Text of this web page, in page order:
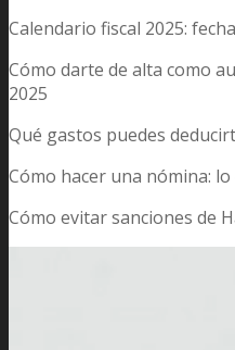
Calendario fiscal 2025:
Cómo darte de alta como
2025
Qué gastos puedes
Cómo hacer una nómina:
Cómo evitar sanciones de